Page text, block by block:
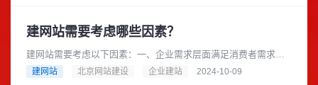
建网站需要考虑哪些因素？
建网站需要考虑以下因素：一、企业需求层面满足消费者需求：
在互联网时代，消费者在产品研究、查询地点和营业时间等方面
建网站 北京网站建设 企业建站 2024-10-09